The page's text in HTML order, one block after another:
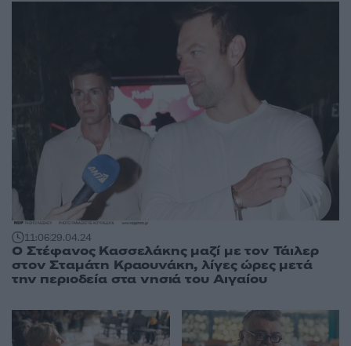
11:0629.04.24
Ο Στέφανος Κασσελάκης μαζί με τον Τάιλερ
στον Σταμάτη Κραουνάκη, λίγες ώρες μετά
την περιοδεία στα νησιά του Αιγαίου